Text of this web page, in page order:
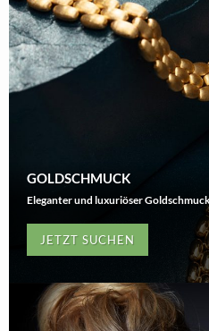
GOLDSCHMUCK
Eleganter und luxuriöser
JETZT SUCHEN